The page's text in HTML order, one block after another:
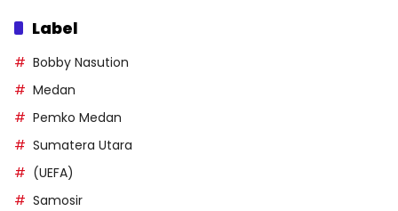
Label
Bobby Nasution
Medan
Pemko Medan
Sumatera Utara
(UEFA)
Samosir